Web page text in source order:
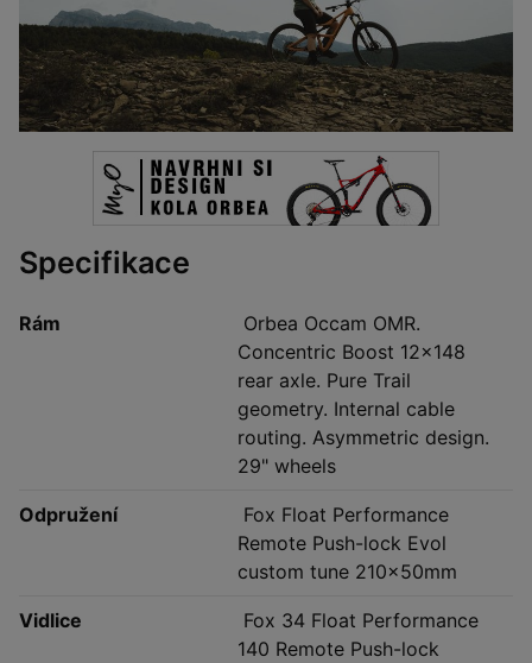
Specifikace
Rám
Orbea Occam OMR.
Concentric Boost 12x148
rear axle. Pure Trail
geometry. Internal cable
routing. Asymmetric design.
29" wheels
Odpružení
Fox Float Performance
Remote Push-lock Evol
custom tune 210x50mm
Vidlice
Fox 34 Float Performance
140 Remote Push-lock